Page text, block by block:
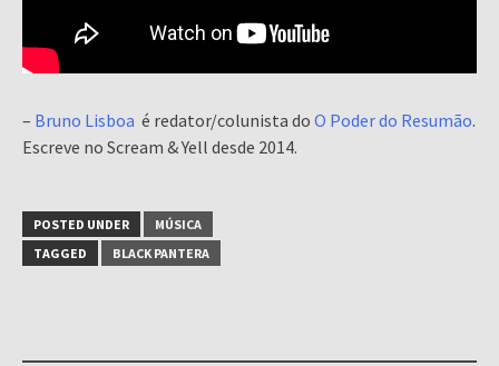
– Bruno Lisboa é redator/colunista do O Poder do Resumão.
Escreve no Scream & Yell desde 2014.
POSTED UNDER
MÚSICA
TAGGED
BLACK PANTERA